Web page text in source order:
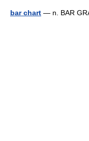
bar chart — n. BAR